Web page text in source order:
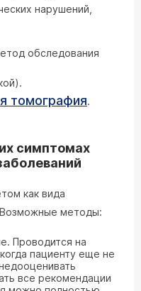
нарушений,
обследования
томография.
симптомах
как вида
Возможные методы:
Проводится на
пациенту еще не
все рекомендации